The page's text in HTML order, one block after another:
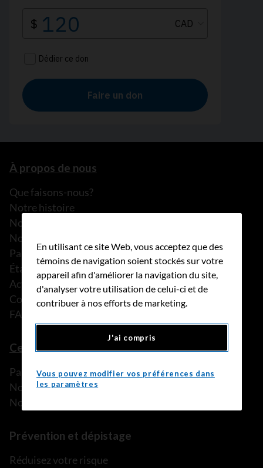
À propos de nous
Que faisons-nous?
Notre histoire
Nos histoires
Notre équipe
Partenariats
États financiers
Actualités
Communiqués de presse
FAQ
Ce que nous pouvons faire
Parler à une personne de confiance
Nos programmes et services
Nos ressources
Prévention et dépistage
Réduisez votre risque
En utilisant ce site Web, vous acceptez que des
témoins de navigation soient stockés sur votre
appareil afin d'améliorer la navigation du site,
d'analyser votre utilisation de celui-ci et de
contribuer à nos efforts de marketing.
J'ai compris
Vous pouvez modifier vos préférences dans
les paramètres